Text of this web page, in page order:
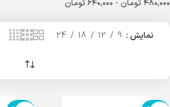
۴۸۰,۰۰۰تومان - ۶۴۰,۰۰۰تومان
نمایش 9
12
18
24